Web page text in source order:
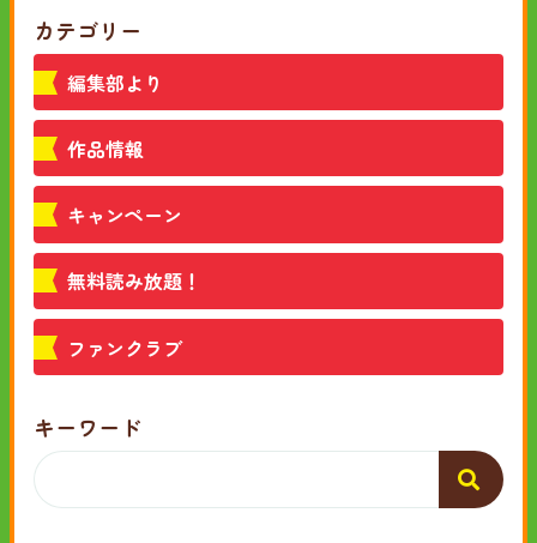
カテゴリー
編集部より
作品情報
キャンペーン
無料読み放題！
ファンクラブ
キーワード